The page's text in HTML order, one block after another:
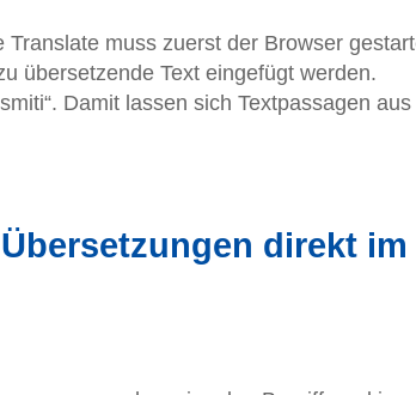
muss zuerst der Browser
übersetzende Text eingefügt werden.
Damit lassen sich Textpassagen aus
direkt im